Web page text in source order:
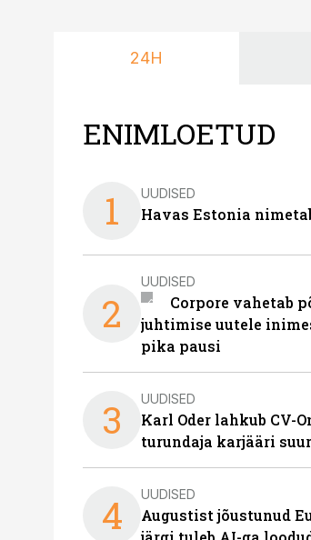
24H
ENIMLOETUD
1 UUDISED
Havas Estonia
2
UUDISED
Corpore vahetab
juhtimise uutele
pika pausi
3 UUDISED
Karl Oder lahkub CV-
turundaja karjääri
4 UUDISED
Augustist jõustunud